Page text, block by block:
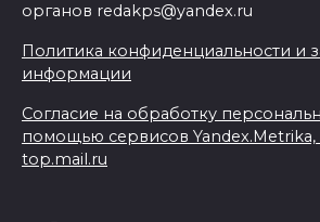
органов redakps@yandex.ru
Политика конфиденциальности и
информации
Согласие на обработку
помощью сервисов
top.mail.ru